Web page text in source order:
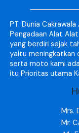
PT. Dunia
Pengadaan Alat
yang berdiri sejak
yaitu meningkatkan
serta moto kami
itu Prioritas utama
Mrs.
Mr.